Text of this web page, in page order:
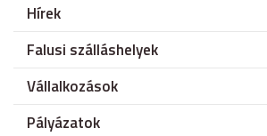
Hírek
Falusi szálláshelyek
Vállalkozások
Pályázatok